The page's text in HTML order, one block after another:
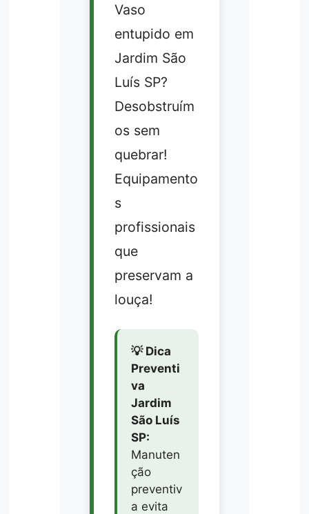
Vaso
entupido em
Jardim São
Luís SP?
Desobstruím
os sem
quebrar!
Equipamento
s
profissionais
que
preservam a
louça!
💡 Dica
Preventi
va
Jardim
São Luís
SP:
Manuten
ção
preventiv
a evita